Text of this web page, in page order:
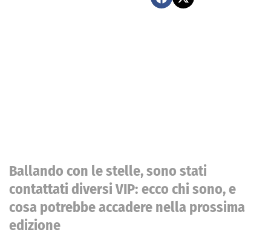
Ballando con le stelle, sono stati
contattati diversi VIP: ecco chi sono, e
cosa potrebbe accadere nella prossima
edizione